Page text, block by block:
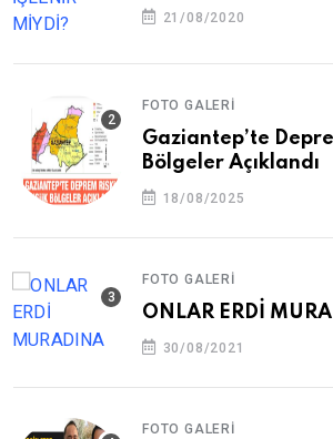
21/08/2020
FOTO GALERI
Gaziantep’te
Bölgeler Açıklandı
18/08/2025
FOTO GALERI
ONLAR ERDİ
30/08/2021
FOTO GALERI